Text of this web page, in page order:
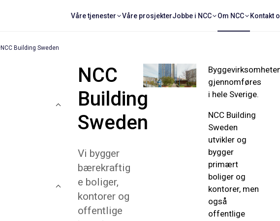
Våre tjenester Våre prosjekterJobbe i NCC Om NCC Kontakt
NCC Building Sweden
NCC
Building
Sweden
Vi bygger
bærekraftig
e boliger,
kontorer og
offentlige
gjennomføres
i hele Sverige.
NCC Building
Sweden
utvikler og
bygger
primært
boliger og
kontorer, men
også
offentlige